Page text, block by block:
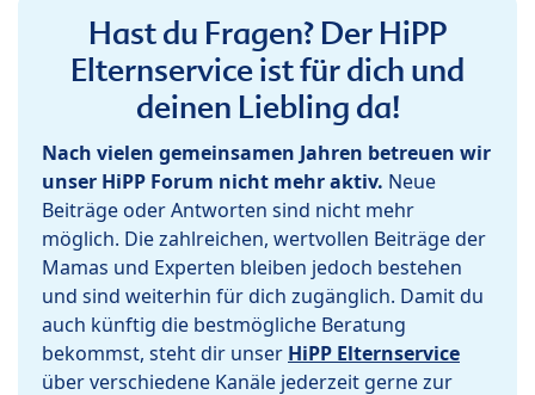
Hast du Fragen? Der HiPP
Elternservice ist für dich und
deinen Liebling da!
Nach vielen gemeinsamen Jahren betreuen wir
unser HiPP Forum nicht mehr aktiv. Neue
Beiträge oder Antworten sind nicht mehr
möglich. Die zahlreichen, wertvollen Beiträge der
Mamas und Experten bleiben jedoch bestehen
und sind weiterhin für dich zugänglich. Damit du
auch künftig die bestmögliche Beratung
bekommst, steht dir unser HiPP Elternservice
über verschiedene Kanäle jederzeit gerne zur